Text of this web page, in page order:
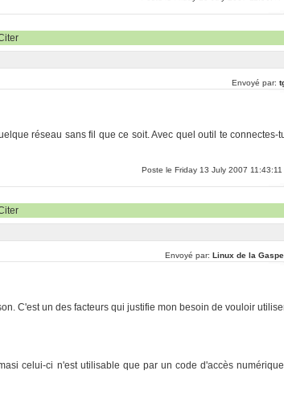
Envoyé par:
réseau sans fil que ce soit. Avec quel outil te connectes-
Poste le Friday 13 July 2007 11:43:11
Envoyé par: Linux de la
C'est un des facteurs qui justifie mon besoin de vouloir
celui-ci n'est utilisable que par un code d'accès